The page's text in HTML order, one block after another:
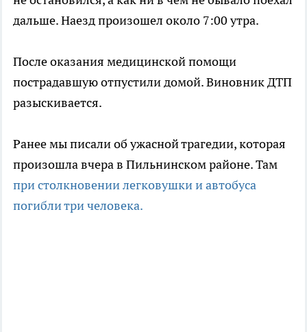
дальше. Наезд произошел около 7:00 утра.
После оказания медицинской помощи
пострадавшую отпустили домой. Виновник ДТП
разыскивается.
Ранее мы писали об ужасной трагедии, которая
произошла вчера в Пильнинском районе. Там
при столкновении легковушки и автобуса
погибли три человека.